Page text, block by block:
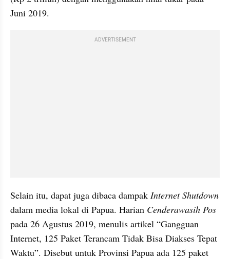
Juni 2019.
ADVERTISEMENT
Selain itu, dapat juga dibaca dampak Internet Shutdown
dalam media lokal di Papua. Harian Cenderawasih Pos
pada 26 Agustus 2019, menulis artikel “Gangguan
Internet, 125 Paket Terancam Tidak Bisa Diakses Tepat
Waktu”. Disebut untuk Provinsi Papua ada 125 paket